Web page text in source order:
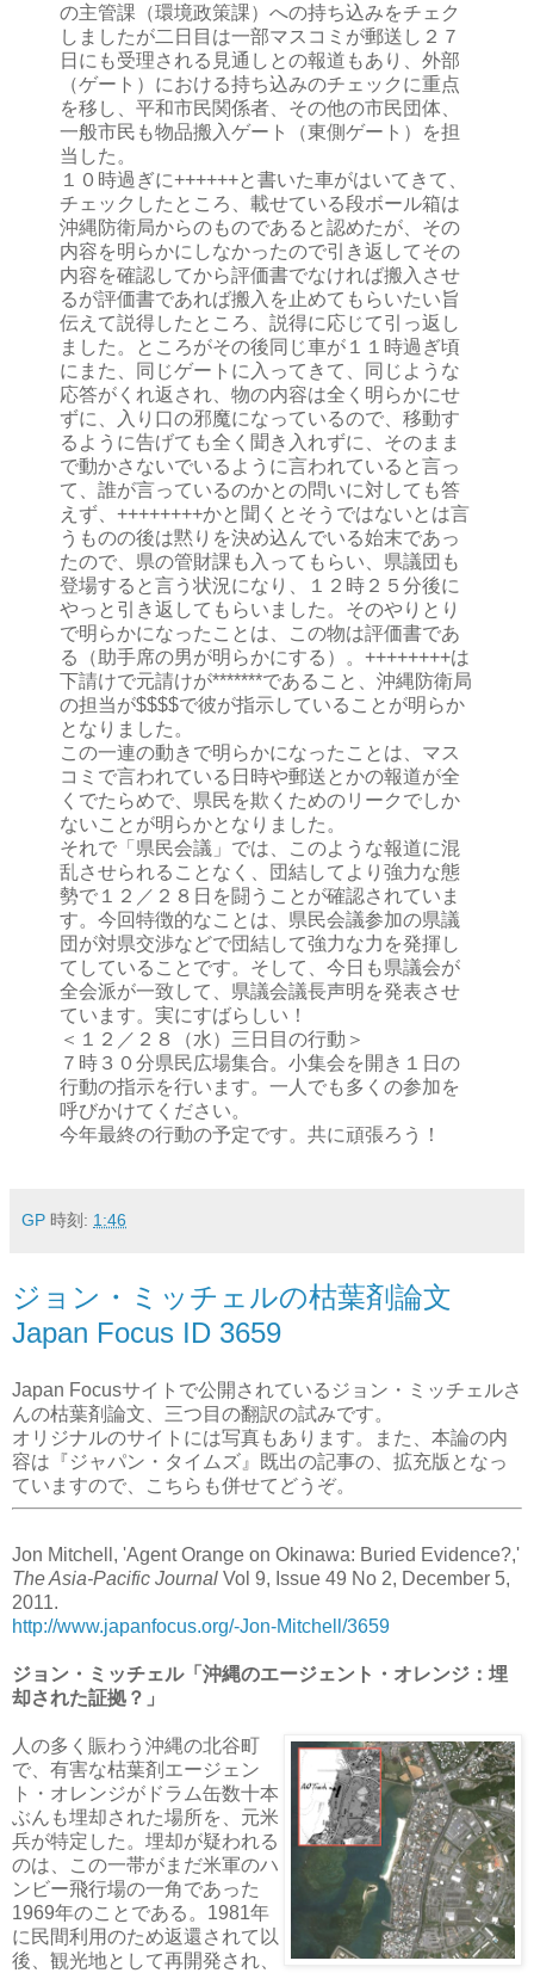
の主管課（環境政策課）への持ち込みをチェク
しましたが二日目は一部マスコミが郵送し２７
日にも受理される見通しとの報道もあり、外部
（ゲート）における持ち込みのチェックに重点
を移し、平和市民関係者、その他の市民団体、
一般市民も物品搬入ゲート（東側ゲート）を担
当した。
１０時過ぎに++++++と書いた車がはいてきて、
チェックしたところ、載せている段ボール箱は
沖縄防衛局からのものであると認めたが、その
内容を明らかにしなかったので引き返してその
内容を確認してから評価書でなければ搬入させ
るが評価書であれば搬入を止めてもらいたい旨
伝えて説得したところ、説得に応じて引っ返し
ました。ところがその後同じ車が１１時過ぎ頃
にまた、同じゲートに入ってきて、同じような
応答がくれ返され、物の内容は全く明らかにせ
ずに、入り口の邪魔になっているので、移動す
るように告げても全く聞き入れずに、そのまま
で動かさないでいるように言われていると言っ
て、誰が言っているのかとの問いに対しても答
えず、++++++++かと聞くとそうではないとは言
うものの後は黙りを決め込んでいる始末であっ
たので、県の管財課も入ってもらい、県議団も
登場すると言う状況になり、１２時２５分後に
やっと引き返してもらいました。そのやりとり
で明らかになったことは、この物は評価書であ
る（助手席の男が明らかにする）。++++++++は
下請けで元請けが*******であること、沖縄防衛局
の担当が$$$$で彼が指示していることが明らか
となりました。
この一連の動きで明らかになったことは、マス
コミで言われている日時や郵送とかの報道が全
くでたらめで、県民を欺くためのリークでしか
ないことが明らかとなりました。
それで「県民会議」では、このような報道に混
乱させられることなく、団結してより強力な態
勢で１２／２８日を闘うことが確認されていま
す。今回特徴的なことは、県民会議参加の県議
団が対県交渉などで団結して強力な力を発揮し
てしていることです。そして、今日も県議会が
全会派が一致して、県議会議長声明を発表させ
ています。実にすばらしい！
＜１２／２８（水）三日目の行動＞
７時３０分県民広場集合。小集会を開き１日の
行動の指示を行います。一人でも多くの参加を
呼びかけてください。
今年最終の行動の予定です。共に頑張ろう！
GP 時刻: 1:46
ジョン・ミッチェルの枯葉剤論文
Japan Focus ID 3659
Japan Focusサイトで公開されているジョン・ミッチェルさ
んの枯葉剤論文、三つ目の翻訳の試みです。
オリジナルのサイトには写真もあります。また、本論の内
容は『ジャパン・タイムズ』既出の記事の、拡充版となっ
ていますので、こちらも併せてどうぞ。
Jon Mitchell, 'Agent Orange on Okinawa: Buried Evidence?,'
The Asia-Pacific Journal Vol 9, Issue 49 No 2, December 5,
2011.
http://www.japanfocus.org/-Jon-Mitchell/3659
ジョン・ミッチェル「沖縄のエージェント・オレンジ：埋
却された証拠？」
人の多く賑わう沖縄の北谷町
で、有害な枯葉剤エージェン
ト・オレンジがドラム缶数十本
ぶんも埋却された場所を、元米
兵が特定した。埋却が疑われる
のは、この一帯がまだ米軍のハ
ンビー飛行場の一角であった
1969年のことである。1981年
に民間利用のため返還されて以
後、観光地として再開発され、